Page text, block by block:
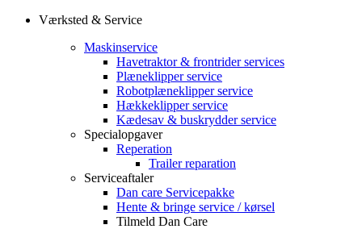
Værksted & Service
Maskinservice
Havetraktor & frontrider services
Plæneklipper service
Robotplæneklipper service
Hækkeklipper service
Kædesav & buskrydder service
Specialopgaver
Reperation
Trailer reparation
Serviceaftaler
Dan care Servicepakke
Hente & bringe service / kørsel
Tilmeld Dan Care